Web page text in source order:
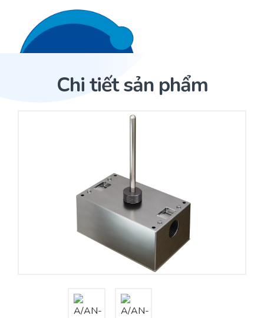
Trang Chủ
Nhà phân phối cảm biến
Nhà sản xuất thiết bị điều khiển
Cung cấp giải pháp quản lý cho toà nhà (BMS)
Tư vấn – Thiết kế – Cung cấp thiết bị HVAC
Chi tiết sản phẩm
Sản phẩm